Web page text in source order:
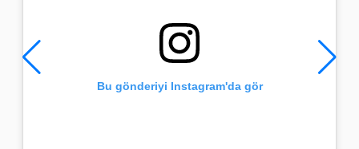
Bu gönderiyi Instagram'da gör